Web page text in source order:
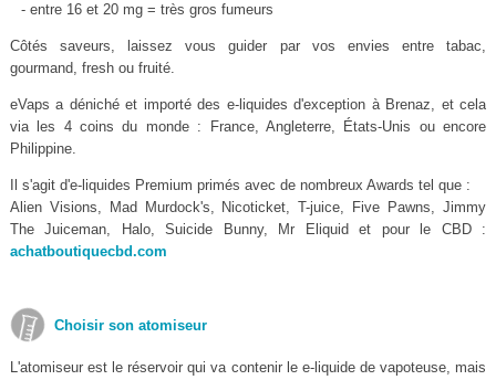
- entre 16 et 20 mg = très gros fumeurs
Côtés saveurs, laissez vous guider par vos envies entre tabac,
gourmand, fresh ou fruité.
eVaps a déniché et importé des e-liquides d'exception à Brenaz, et cela
via les 4 coins du monde : France, Angleterre, États-Unis ou encore
Philippine.
Il s'agit d'e-liquides Premium primés avec de nombreux Awards tel que :
Alien Visions, Mad Murdock's, Nicoticket, T-juice, Five Pawns, Jimmy
The Juiceman, Halo, Suicide Bunny, Mr Eliquid et pour le CBD :
achatboutiquecbd.com
Choisir son atomiseur
L'atomiseur est le réservoir qui va contenir le e-liquide de vapoteuse, mais